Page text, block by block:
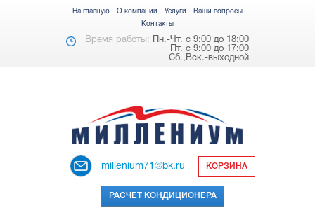
На главную О компании Услуги
Ваши вопросы
Контакты
Время работы: Пн.-Чт. с 9:00 до 18:00
Пт. с 9:00 до 17:00
Сб.,Вск.-выходной
millenium71@bk.ru КОРЗИНА
РАСЧЕТ КОНДИЦИОНЕРА